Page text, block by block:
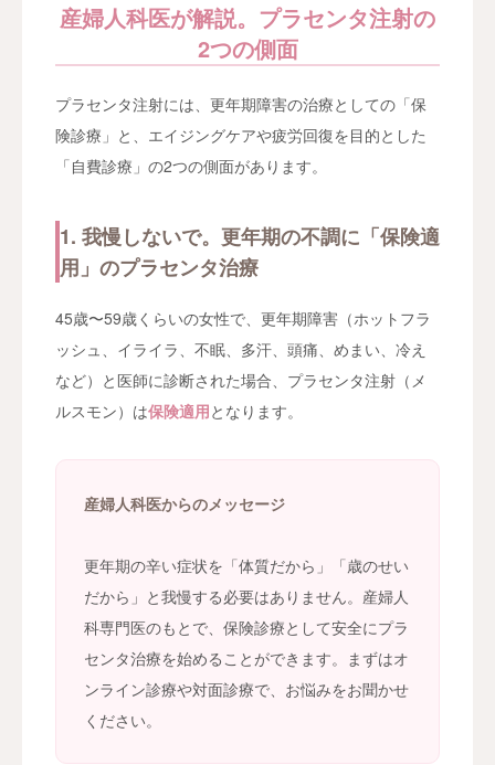
産婦人科医が解説。プラセンタ注射の
2つの側面
プラセンタ注射には、更年期障害の治療としての「保
険診療」と、エイジングケアや疲労回復を目的とした
「自費診療」の2つの側面があります。
1. 我慢しないで。更年期の不調に「保険適
用」のプラセンタ治療
45歳〜59歳くらいの女性で、更年期障害（ホットフラ
ッシュ、イライラ、不眠、多汗、頭痛、めまい、冷え
など）と医師に診断された場合、プラセンタ注射（メ
ルスモン）は保険適用となります。
産婦人科医からのメッセージ
更年期の辛い症状を「体質だから」「歳のせい
だから」と我慢する必要はありません。産婦人
科専門医のもとで、保険診療として安全にプラ
センタ治療を始めることができます。まずはオ
ンライン診療や対面診療で、お悩みをお聞かせ
ください。